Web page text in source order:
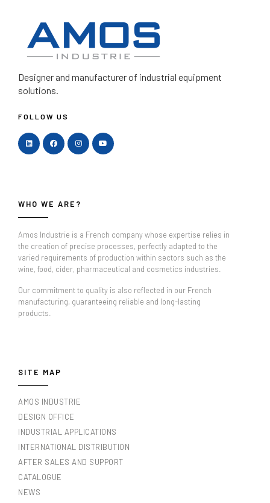
Designer and manufacturerof industrial equipment
solutions.
FOLLOW US
WHO WE ARE?
Amos Industrie is a French company whose expertise relies in
the creation of precise processes, perfectly adapted to the
varied requirements of production within sectors such as the
wine, food, cider, pharmaceutical and cosmetics industries.
Our commitment to quality is also reflected in our French
manufacturing, guaranteeing reliable and long-lasting
products.
SITE MAP
AMOS INDUSTRIE
DESIGN OFFICE
INDUSTRIAL APPLICATIONS
INTERNATIONAL DISTRIBUTION
AFTER SALES AND SUPPORT
CATALOGUE
NEWS